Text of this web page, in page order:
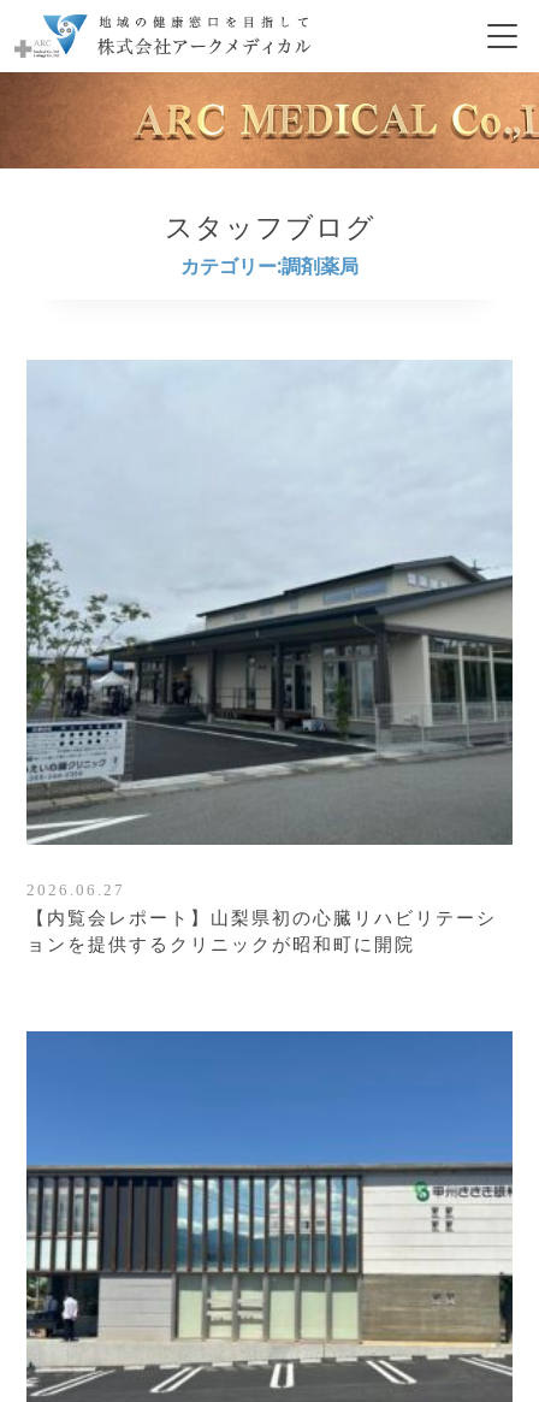
スタッフブログ
カテゴリー:調剤薬局
2026.06.27
【内覧会レポート】山梨県初の心臓リハビリテーシ
ョンを提供するクリニックが昭和町に開院